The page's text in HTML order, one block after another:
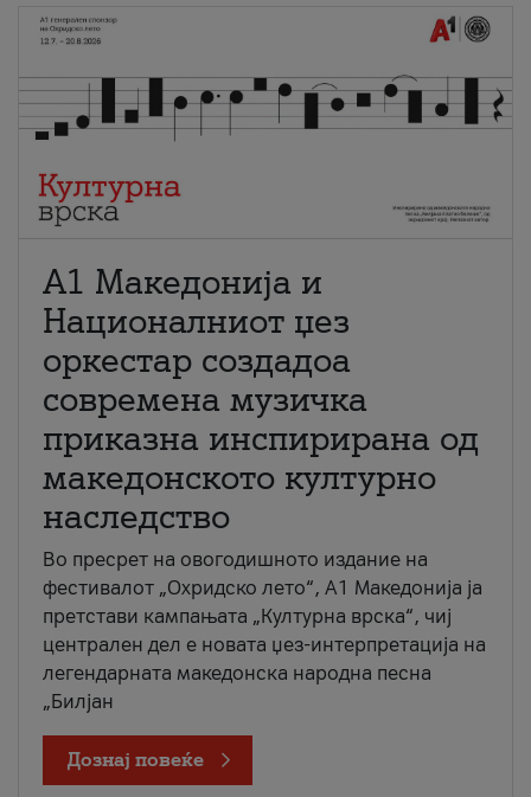
А1 Македонија и
Националниот џез
оркестар создадоа
современа музичка
приказна инспирирана од
македонското културно
наследство
Во пресрет на овогодишното издание на
фестивалот „Охридско лето“, А1 Македонија ја
претстави кампањата „Културна врска“, чиј
централен дел е новата џез-интерпретација на
легендарната македонска народна песна
„Билјан
Дознај повеќе